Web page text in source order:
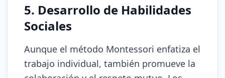
5. Desarrollo de Habilidades
Sociales
Aunque el método Montessori enfatiza el
trabajo individual, también promueve la